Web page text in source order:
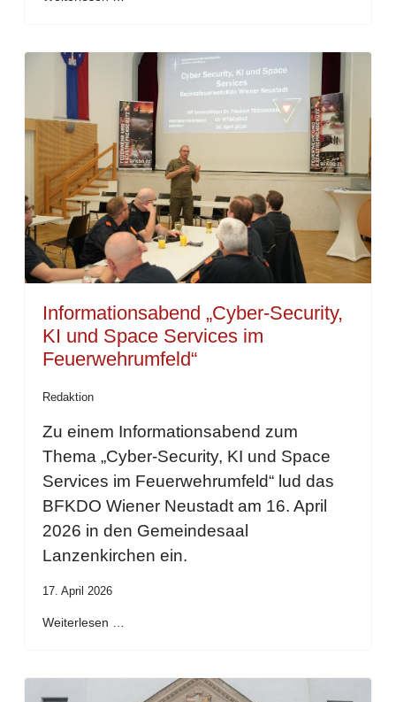
Informationsabend „Cyber-Security,
KI und Space Services im
Feuerwehrumfeld“
Redaktion
Zu einem Informationsabend zum
Thema „Cyber-Security, KI und Space
Services im Feuerwehrumfeld“ lud das
BFKDO Wiener Neustadt am 16. April
2026 in den Gemeindesaal
Lanzenkirchen ein.
17. April 2026
Weiterlesen …